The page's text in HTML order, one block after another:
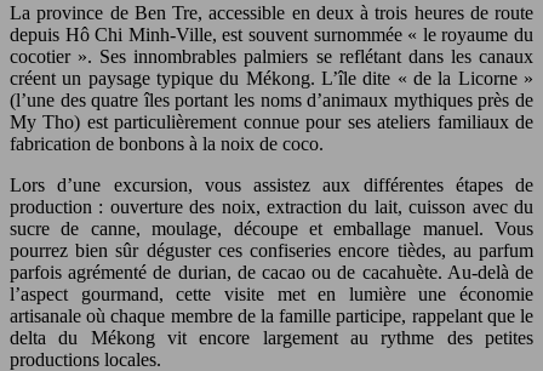
La province de Ben Tre, accessible en deux à trois heures de route
depuis Hô Chi Minh-Ville, est souvent surnommée « le royaume du
cocotier ». Ses innombrables palmiers se reflétant dans les canaux
créent un paysage typique du Mékong. L’île dite « de la Licorne »
(l’une des quatre îles portant les noms d’animaux mythiques près de
My Tho) est particulièrement connue pour ses ateliers familiaux de
fabrication de bonbons à la noix de coco.
Lors d’une excursion, vous assistez aux différentes étapes de
production : ouverture des noix, extraction du lait, cuisson avec du
sucre de canne, moulage, découpe et emballage manuel. Vous
pourrez bien sûr déguster ces confiseries encore tièdes, au parfum
parfois agrémenté de durian, de cacao ou de cacahuète. Au-delà de
l’aspect gourmand, cette visite met en lumière une économie
artisanale où chaque membre de la famille participe, rappelant que le
delta du Mékong vit encore largement au rythme des petites
productions locales.